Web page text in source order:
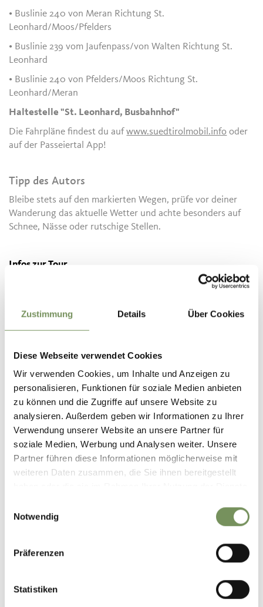
Zustimmung Details Über Cookies
Diese Webseite verwendet Cookies
Wir verwenden Cookies, um Inhalte und Anzeigen zu
personalisieren, Funktionen für soziale Medien anbieten
zu können und die Zugriffe auf unsere Website zu
analysieren. Außerdem geben wir Informationen zu Ihrer
Verwendung unserer Website an unsere Partner für
soziale Medien, Werbung und Analysen weiter. Unsere
Partner führen diese Informationen möglicherweise mit
weiteren Daten zusammen, die Sie ihnen bereitgestellt
Notwendig
Präferenzen
Statistiken
• Buslinie 240 von Meran Richtung St.
Leonhard/Moos/Pfelders
• Buslinie 239 vom Jaufenpass/von Walten Richtung St.
Leonhard
• Buslinie 240 von Pfelders/Moos Richtung St.
Leonhard/Meran
Haltestelle "St. Leonhard, Busbahnhof"
Die Fahrpläne findest du aufwww.suedtirolmobil.info oder
auf der Passeiertal App!
Tipp des Autors
Bleibe stets auf den markierten Wegen, prüfe vor deiner
Wanderung das aktuelle Wetter und achte besonders auf
Schnee, Nässe oder rutschige Stellen.
Infos zur Tour
Schwierigkeit
103 hm
Höchster Punkt 722 m
GPX-DATEN DOWNLOADEN
Tourismusverein